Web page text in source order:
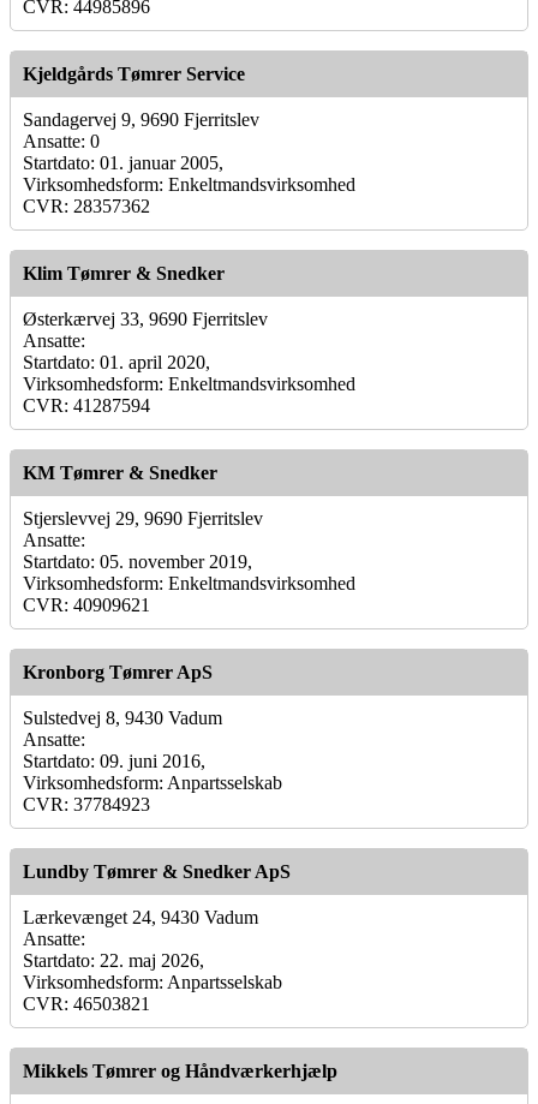
CVR: 44985896
Kjeldgårds Tømrer Service
Sandagervej 9, 9690 Fjerritslev
Ansatte: 0
Startdato: 01. januar 2005,
Virksomhedsform: Enkeltmandsvirksomhed
CVR: 28357362
Klim Tømrer & Snedker
Østerkærvej 33, 9690 Fjerritslev
Ansatte:
Startdato: 01. april 2020,
Virksomhedsform: Enkeltmandsvirksomhed
CVR: 41287594
KM Tømrer & Snedker
Stjerslevvej 29, 9690 Fjerritslev
Ansatte:
Startdato: 05. november 2019,
Virksomhedsform: Enkeltmandsvirksomhed
CVR: 40909621
Kronborg Tømrer ApS
Sulstedvej 8, 9430 Vadum
Ansatte:
Startdato: 09. juni 2016,
Virksomhedsform: Anpartsselskab
CVR: 37784923
Lundby Tømrer & Snedker ApS
Lærkevænget 24, 9430 Vadum
Ansatte:
Startdato: 22. maj 2026,
Virksomhedsform: Anpartsselskab
CVR: 46503821
Mikkels Tømrer og Håndværkerhjælp